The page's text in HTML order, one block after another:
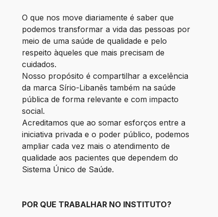
O que nos move diariamente é saber que
podemos transformar a vida das pessoas por
meio de uma saúde de qualidade e pelo
respeito àqueles que mais precisam de
cuidados.
Nosso propósito é compartilhar a excelência
da marca Sírio-Libanês também na saúde
pública de forma relevante e com impacto
social.
Acreditamos que ao somar esforços entre a
iniciativa privada e o poder público, podemos
ampliar cada vez mais o atendimento de
qualidade aos pacientes que dependem do
Sistema Único de Saúde.
POR QUE TRABALHAR NO INSTITUTO?